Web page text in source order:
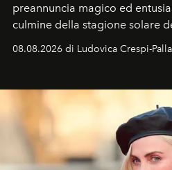
preannuncia magico ed
culmine della stagione solare
ideale per la notte delle
08.08.2026 di Ludovica Crespi-